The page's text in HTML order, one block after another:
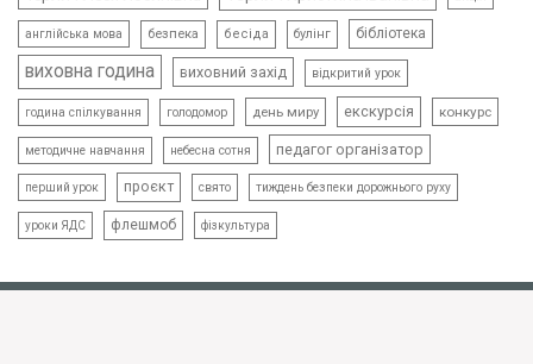
англійська мова безпека бесіда булінг бібліотека
виховна година виховний захід відкритий урок
година спілкування голодомор день миру екскурсія конкурс
методичне навчання небесна сотня педагог організатор
перший урок проєкт свято тиждень безпеки дорожнього руху
уроки ЯДС флешмоб фізкультура